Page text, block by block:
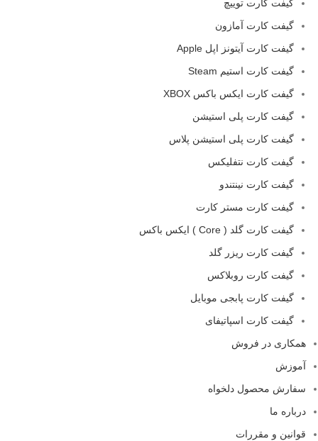
گیفت کارت توییچ
گیفت کارت آمازون
گیفت کارت آیتونز اپل Apple
گیفت کارت استیم Steam
گیفت کارت ایکس باکس XBOX
گیفت کارت پلی استیشن
گیفت کارت پلی استیشن پلاس
گیفت کارت نتفلیکس
گیفت کارت نینتندو
گیفت کارت مستر کارت
گیفت کارت گلد ( Core ) ایکس باکس
گیفت کارت ریزر گلد
گیفت کارت روبلاکس
گیفت کارت پابجی موبایل
گیفت کارت اسپاتیفای
همکاری در فروش
آموزش
سفارش محصول دلخواه
درباره ما
قوانین و مقررات